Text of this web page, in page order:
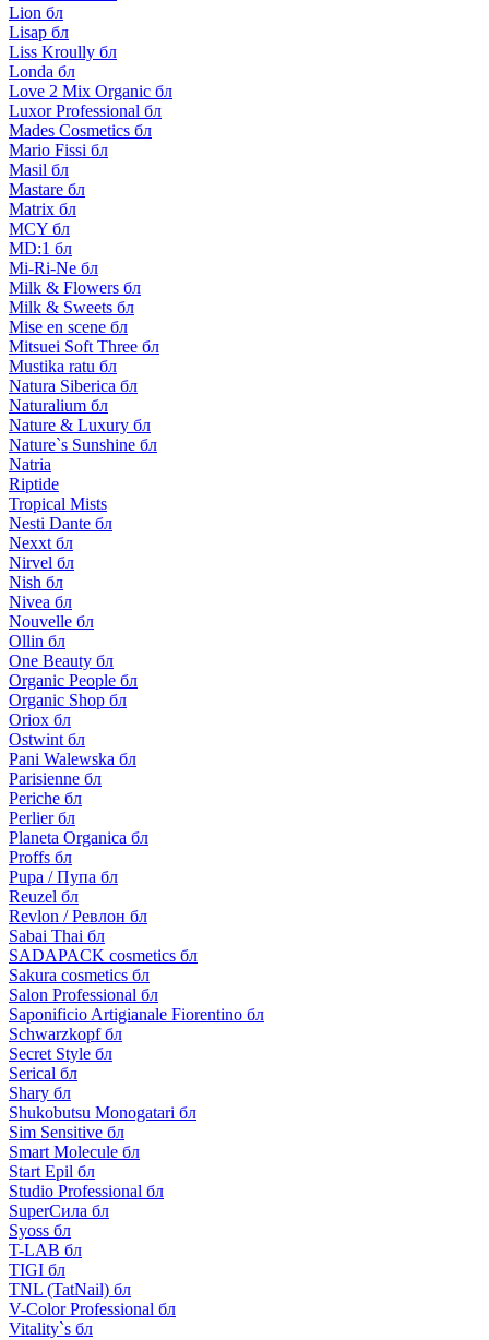
Lion бл
Lisap бл
Liss Kroully бл
Londa бл
Love 2 Mix Organic бл
Luxor Professional бл
Mades Cosmetics бл
Mario Fissi бл
Masil бл
Mastare бл
Matrix бл
MCY бл
MD:1 бл
Mi-Ri-Ne бл
Milk & Flowers бл
Milk & Sweets бл
Mise en scene бл
Mitsuei Soft Three бл
Mustika ratu бл
Natura Siberica бл
Naturalium бл
Nature & Luxury бл
Nature`s Sunshine бл
Natria
Riptide
Tropical Mists
Nesti Dante бл
Nexxt бл
Nirvel бл
Nish бл
Nivea бл
Nouvelle бл
Ollin бл
One Beauty бл
Organic People бл
Organic Shop бл
Oriox бл
Ostwint бл
Pani Walewska бл
Parisienne бл
Periche бл
Perlier бл
Planeta Organica бл
Proffs бл
Pupa / Пупа бл
Reuzel бл
Revlon / Ревлон бл
Sabai Thai бл
SADAPACK cosmetics бл
Sakura cosmetics бл
Salon Professional бл
Saponificio Artigianale Fiorentino бл
Schwarzkopf бл
Secret Style бл
Serical бл
Shary бл
Shukobutsu Monogatari бл
Sim Sensitive бл
Smart Molecule бл
Start Epil бл
Studio Professional бл
SuperСила бл
Syoss бл
T-LAB бл
TIGI бл
TNL (TatNail) бл
V-Color Professional бл
Vitality`s бл